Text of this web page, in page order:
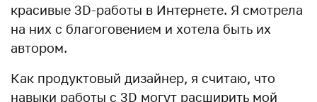
красивые 3D-работы в Интернете. Я смотрела
на них с благоговением и хотела быть их
автором.
Как продуктовый дизайнер, я считаю, что
навыки работы с 3D могут расширить мой